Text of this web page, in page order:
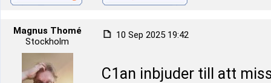
Magnus Thomé
Stockholm
10 Sep 2025 19:42
C1an inbjuder till att